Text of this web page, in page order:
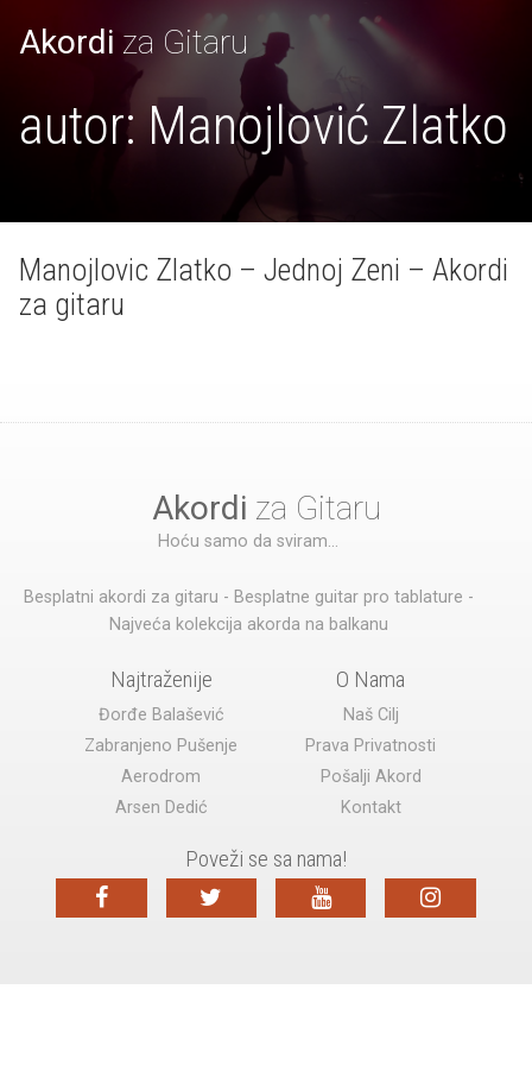
Akordi za Gitaru
autor:Manojlović Zlatko
Manojlovic Zlatko – Jednoj Zeni – Akordi
za gitaru
Akordi za Gitaru
Hoću samo da sviram...
Besplatni akordi za gitaru - Besplatne guitar pro tablature -
Najveća kolekcija akorda na balkanu
Najtraženije
Đorđe Balašević
Zabranjeno Pušenje
Aerodrom
Arsen Dedić
O Nama
Naš Cilj
Prava Privatnosti
Pošalji Akord
Kontakt
Poveži se sa nama!